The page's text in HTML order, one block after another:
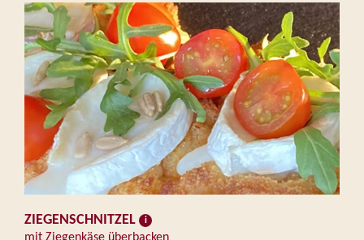
ZIEGENSCHNITZEL
mit Ziegenkäse überbacken